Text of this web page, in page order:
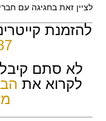
לציין זאת בחגיגה עם
להזמנת
לקרוא את